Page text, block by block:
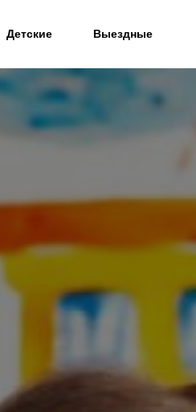
Детские Выездные